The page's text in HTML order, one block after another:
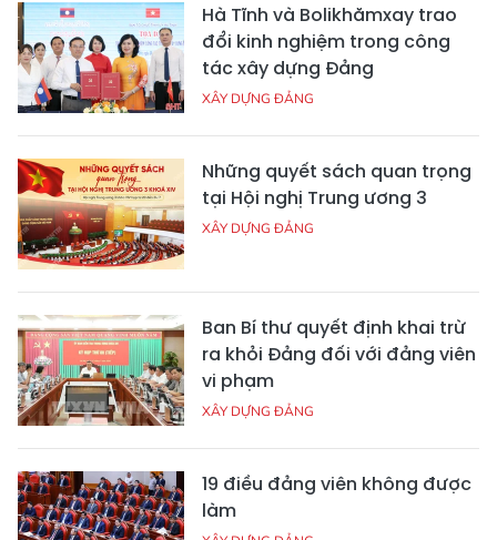
Hà Tĩnh và Bolikhămxay trao
đổi kinh nghiệm trong công
tác xây dựng Đảng
XÂY DỰNG ĐẢNG
Những quyết sách quan trọng
tại Hội nghị Trung ương 3
XÂY DỰNG ĐẢNG
Ban Bí thư quyết định khai trừ
ra khỏi Đảng đối với đảng viên
vi phạm
XÂY DỰNG ĐẢNG
19 điều đảng viên không được
làm